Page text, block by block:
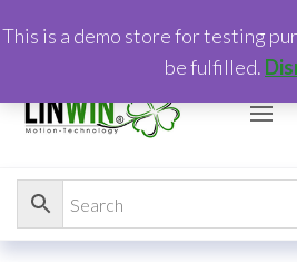
This is a demo store for testing
be fulfilled.